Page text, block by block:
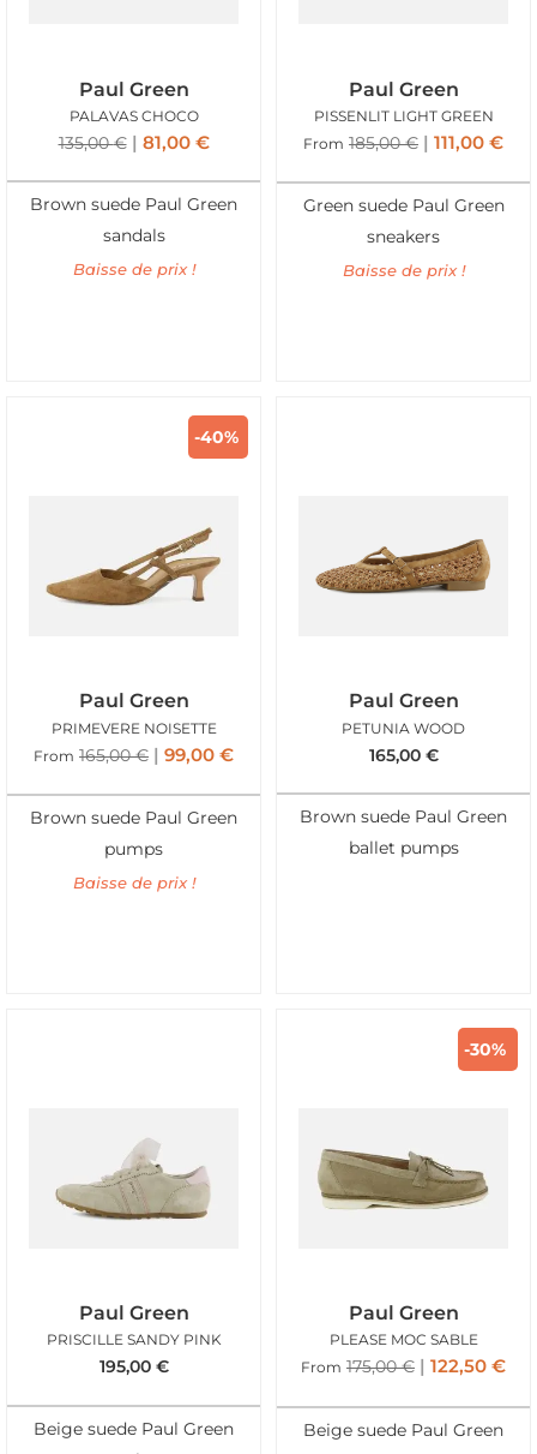
Paul Green
PALAVAS CHOCO
135,00€ 81,00 €
Brown suede Paul Green
sandals
Baisse de prix !
Paul Green
PISSENLIT LIGHT GREEN
From 185,00€ 111,00 €
Green suede Paul Green
sneakers
Baisse de prix !
-40%
Paul Green
PRIMEVERE NOISETTE
From 165,00€ 99,00 €
Brown suede Paul Green
pumps
Baisse de prix !
Paul Green
PETUNIA WOOD
165,00 €
Brown suede Paul Green
ballet pumps
Paul Green
PRISCILLE SANDY PINK
195,00 €
Beige suede Paul Green
-30%
Paul Green
PLEASE MOC SABLE
From 175,00€ 122,50 €
Beige suede Paul Green